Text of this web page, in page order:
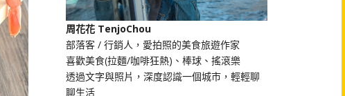
周花花 TenjoChou
部落客 / 行銷人，愛拍照的美食旅遊作家
喜歡美食(拉麵/咖啡狂熱)、棒球、搖滾樂
透過文字與照片，深度認識一個城市，輕輕聊
聊生活